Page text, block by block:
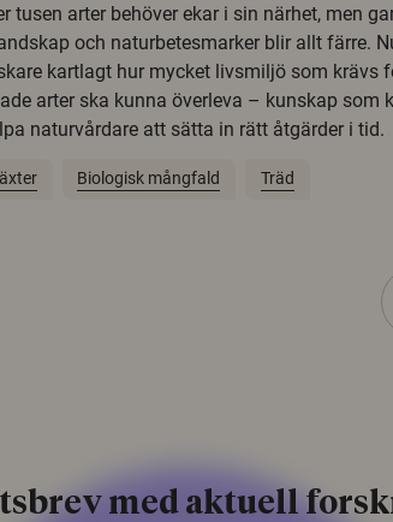
tusen arter behöver ekar i sin närhet, men
och naturbetesmarker blir allt färre.
kartlagt hur mycket livsmiljö som krävs
arter ska kunna överleva – kunskap som
naturvårdare att sätta in rätt åtgärder i tid.
Biologisk mångfald Träd
med aktuell